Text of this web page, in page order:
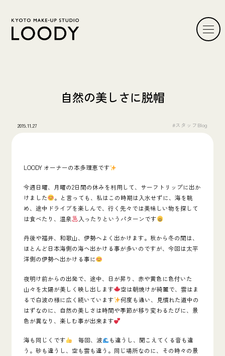
自然の美しさに脱帽
2019.11.27 #スタッフBlog
LOODY オーナーの本多理恵です
今週日曜、月曜の2日間の休みを利用して、サーフトリップに出か
けました
。と言っても、私はこの時期は入水せずに、海を眺
め、途中ドライブを楽しんで、行く先々では美味しい物を探して
は食べたり、温泉
入ったりというパターンです
丹後や福井、和歌山、伊勢へよく出かけます。秋から冬の間は、
ほとんど日本海側の海ヘ出かける事が多いのですが、今回は太平
洋側の伊勢へ出かける事に
夜明け前からの出発で、途中、日が昇り、赤や黄色に色付いた
山々を太陽が美しく映し出します
空は朝焼けが綺麗で、雲はま
るで白波の様に広く続いています
何度も通い、見慣れた道中の
はずなのに、自然の美しさは時間や季節が移り変わるたびに、景
色が異なり、楽しむ事が出来ます
海も同じくです 毎回、波
も違うし、聞こえてくる音も違
う。砂も違うし、空も雲も違う。同じ場所なのに、その時々の景